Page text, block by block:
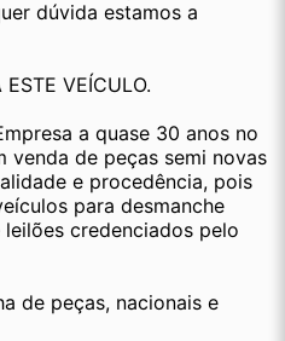
dúvida estamos a
VEÍCULO.
a quase 30 anos no
venda de peças semi novas
e procedência, pois
para desmanche
credenciados pelo
de peças, nacionais e